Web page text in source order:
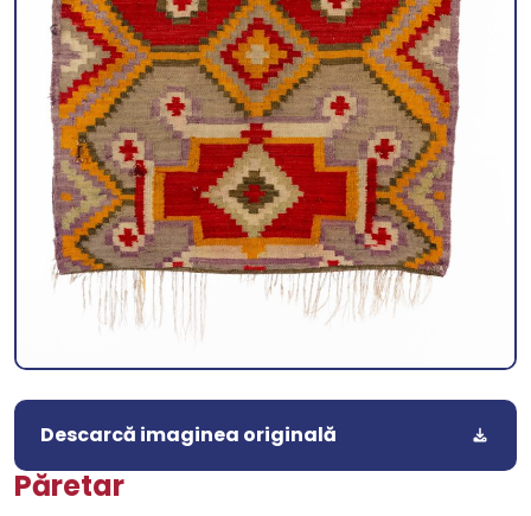
Descarcă imaginea originală
Păretar